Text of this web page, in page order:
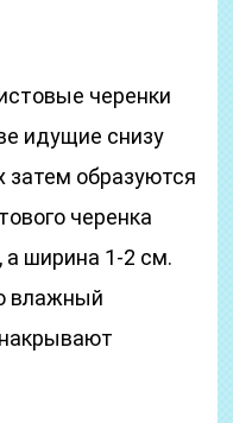
черенки
идущие снизу
затем образуются
черенка
ширина 1-2 см.
влажный